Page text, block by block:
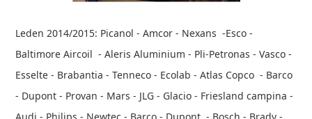
Leden 2014/2015: Picanol - Amcor - Nexans -Esco -
Baltimore Aircoil - Aleris Aluminium - Pli-Petronas - Vasco -
Esselte - Brabantia - Tenneco - Ecolab - Atlas Copco - Barco
- Dupont - Provan - Mars - JLG - Glacio - Friesland campina -